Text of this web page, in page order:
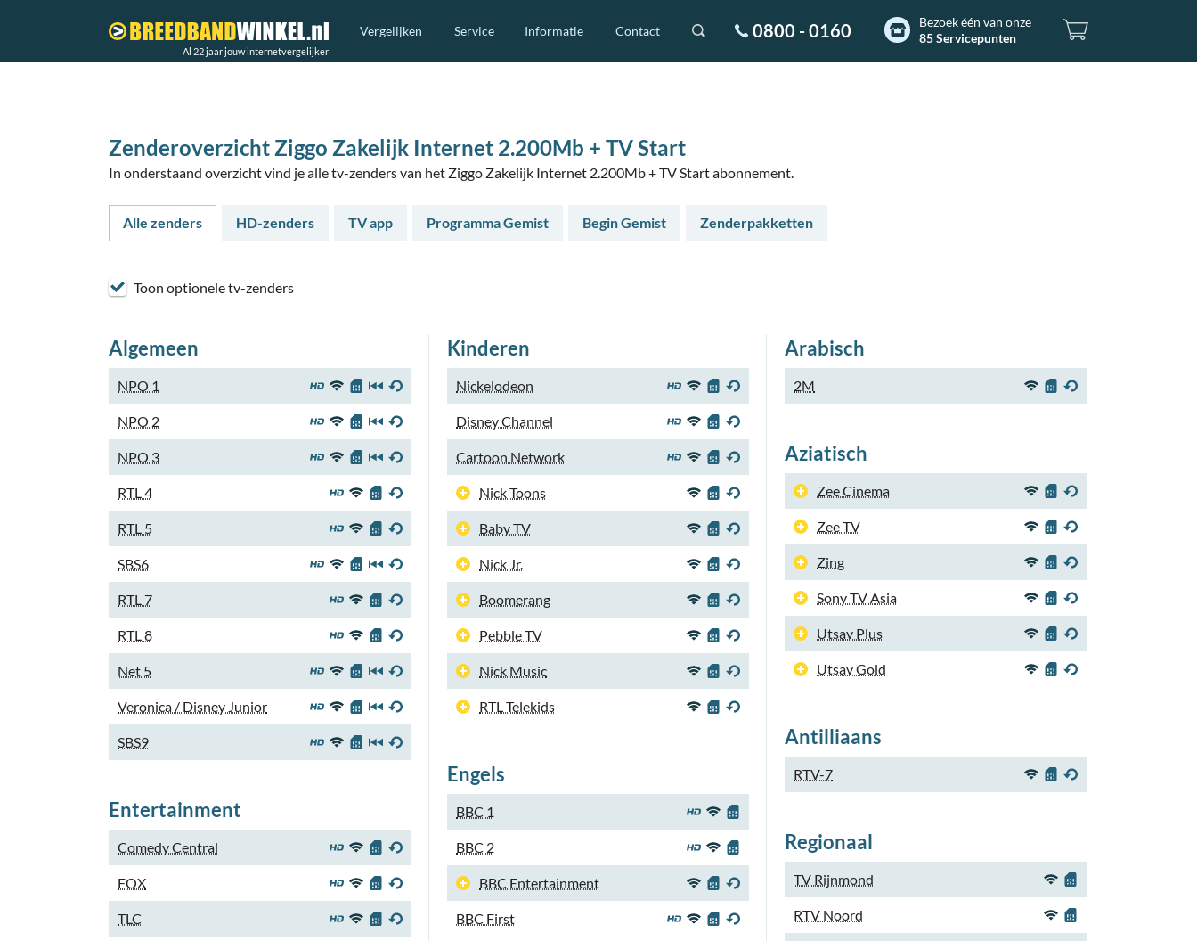
Al 22 jaar jouw internetvergelijker
Vergelijken Service Informatie Contact 0800 - 0160
Bezoek één van onze
85 Servicepunten
Zenderoverzicht Ziggo Zakelijk Internet 2.200Mb + TV Start
In onderstaand overzicht vind je alle tv-zenders van het Ziggo Zakelijk Internet 2.200Mb + TV Start abonnement.
Alle zenders HD-zenders TV app Programma Gemist Begin Gemist Zenderpakketten
Toon optionele tv-zenders
Algemeen
NPO 1
NPO 2
NPO 3
RTL 4
RTL 5
SBS6
RTL 7
RTL 8
Net 5
Veronica / Disney Junior
SBS9
Entertainment
Comedy Central
FOX
TLC
Kinderen
Nickelodeon
Disney Channel
Cartoon Network
Nick Toons
Baby TV
Nick Jr.
Boomerang
Pebble TV
Nick Music
RTL Telekids
Engels
BBC 1
BBC 2
BBC Entertainment
BBC First
Arabisch
2M
Aziatisch
Zee Cinema
Zee TV
Zing
Sony TV Asia
Utsav Plus
Utsav Gold
Antilliaans
RTV-7
Regionaal
TV Rijnmond
RTV Noord